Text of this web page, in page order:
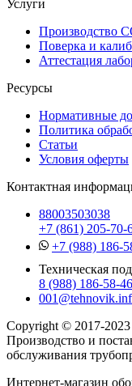
Услуги
Производство
Поверка и
Аттестация
Ресурсы
Нормативные
Политика
Статьи
Условия оферты
Контактная
88003503038
+7 (861) 205-70-
+7 (988) 186-
Техническая
8 (988) 186-58-46
Copyright © 2017-2023
Производство и
обслуживания
Интернет-магазин